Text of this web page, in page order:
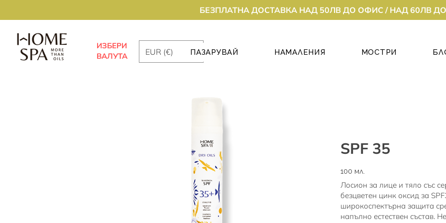
ПАЗАРУВАЙ НАМАЛЕНИЯ МОСТРИ
БЕЗПЛАТНА ДОСТАВКА НАД 50ЛВ ДО ОФИС / НАД 60ЛВ
ИЗБЕРИ
ВАЛУТА
EUR (€)
SPF 35
100 мл.
Лосион за лице и тяло със
безцветен цинк оксид за
широкоспектърна защита
напълно естествен състав.